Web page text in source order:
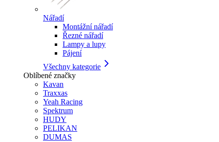
Nářadí
Montážní nářadí
Řezné nářadí
Lampy a lupy
Pájení
Všechny kategorie
Oblíbené značky
Kavan
Traxxas
Yeah Racing
Spektrum
HUDY
PELIKAN
DUMAS